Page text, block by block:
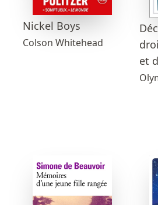
Nickel Boys
Colson Whitehead
et